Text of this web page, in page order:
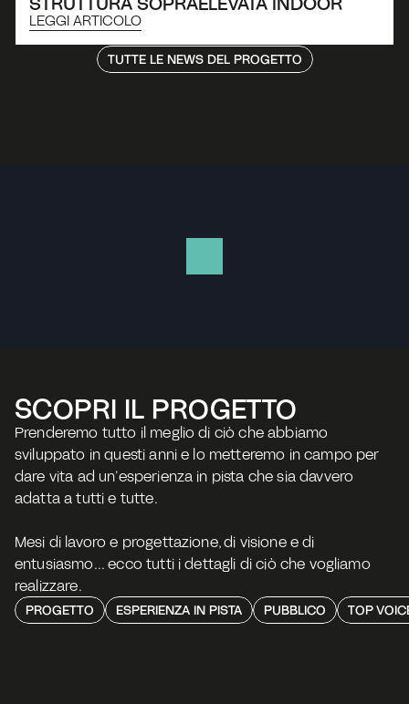
LEGGI ARTICOLO
TUTTE LE NEWS DEL PROGETTO
SCOPRI IL PROGETTO
Prenderemo tutto il meglio di ciò che abbiamo
sviluppato in questi anni e lo metteremo in campo per
dare vita ad un’esperienza in pista che sia davvero
adatta a tutti e tutte.
Mesi di lavoro e progettazione, di visione e di
entusiasmo... ecco tutti i dettagli di ciò che vogliamo
realizzare.
PROGETTO ESPERIENZA IN PISTA PUBBLICO TOP